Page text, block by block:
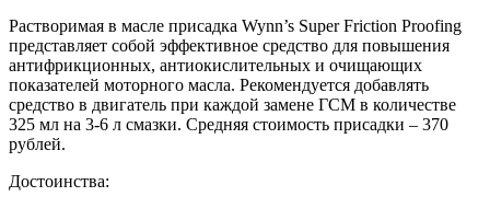
Растворимая в масле присадка Wynn’s Super Friction Proofing
представляет собой эффективное средство для повышения
антифрикционных, антиокислительных и очищающих
показателей моторного масла. Рекомендуется добавлять
средство в двигатель при каждой замене ГСМ в количестве
325 мл на 3-6 л смазки. Средняя стоимость присадки – 370
рублей.
Достоинства: